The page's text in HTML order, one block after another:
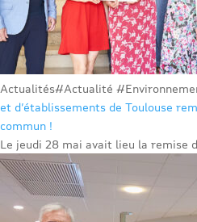
Actualités#Actualité
et d’établissements de Toulouse
commun !
Le jeudi 28 mai avait lieu la remise